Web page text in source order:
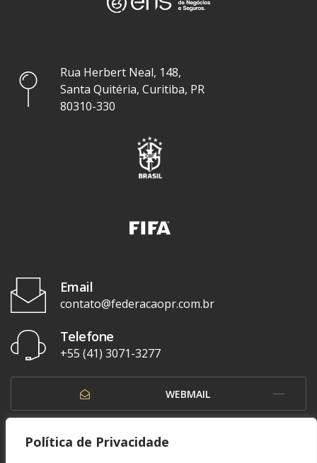
Política de Privacidade
Rua Herbert Neal, 148,
Santa Quitéria, Curitiba, PR
80310-330
Email
contato@federacaopr.com.br
Telefone
+55 (41) 3071-3277
WEBMAIL
OUVIDORIA